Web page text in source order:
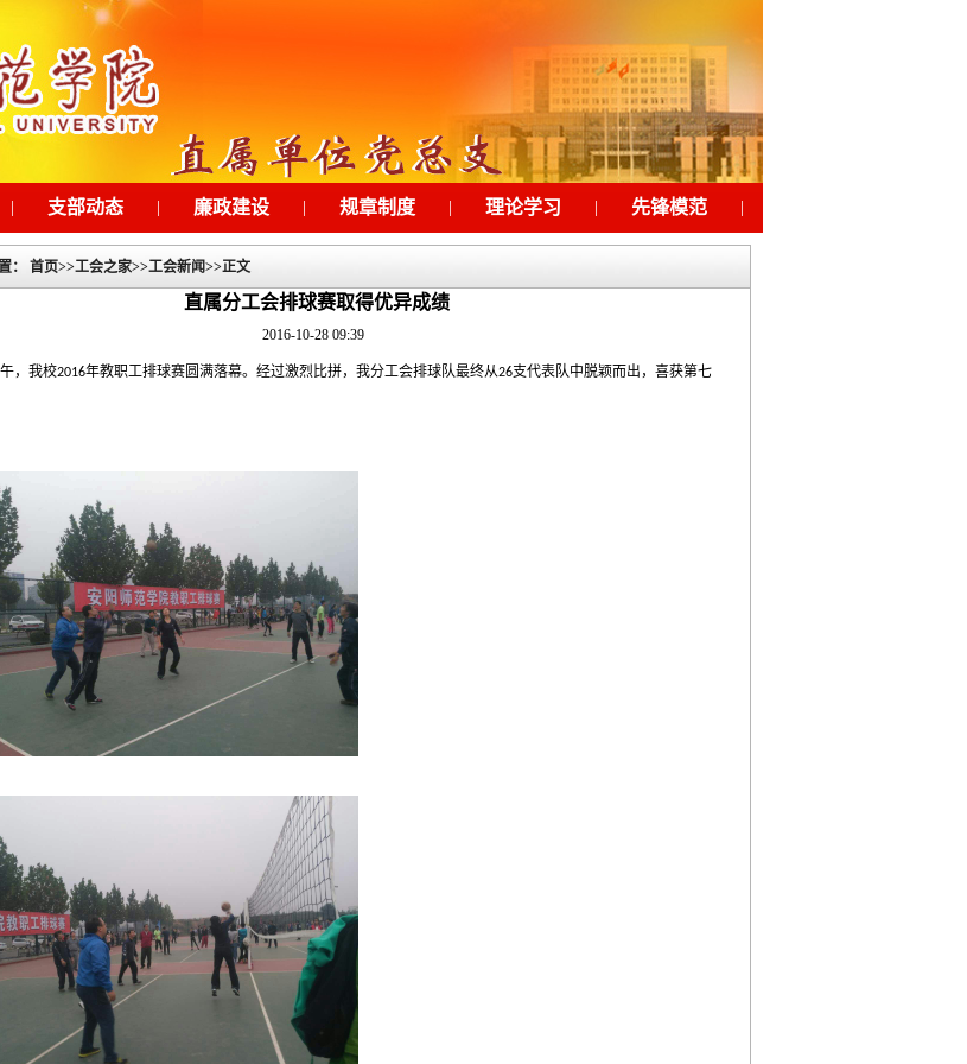
| 支部动态 | 廉政建设 | 规章制度 | 理论学习 | 先锋模范 |
： 首页>>工会之家>>工会新闻>>正文
直属分工会排球赛取得优异成绩
2016-10-28 09:39
，我校2016年教职工排球赛圆满落幕。经过激烈比拼，我分工会排球队最终从26支代表队中脱颖而出，喜获第七